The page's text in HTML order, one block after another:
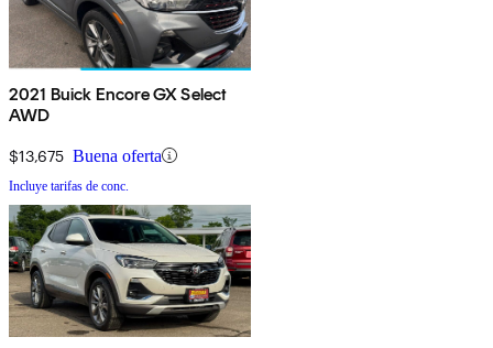
2021 Buick Encore GX Select
AWD
$13,675 Buena oferta
Incluye tarifas de conc.